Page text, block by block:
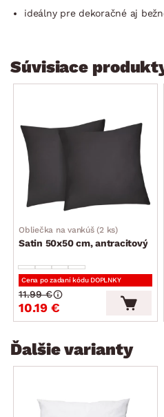
ideálny pre dekoračné aj
Súvisiace
Obliečka na vankúš (2 ks)
Satin 50x50 cm, antracitový
Cena po zadaní kódu DOPLNKY
10.19 €
11.99 €
Ďalšie varianty